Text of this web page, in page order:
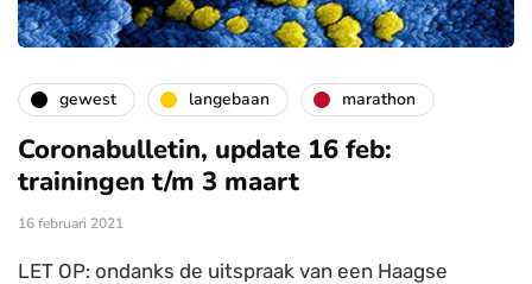
gewest langebaan marathon
Coronabulletin, update 16 feb:
trainingen t/m 3 maart
16 februari 2021
LET OP: ondanks de uitspraak van een Haagse